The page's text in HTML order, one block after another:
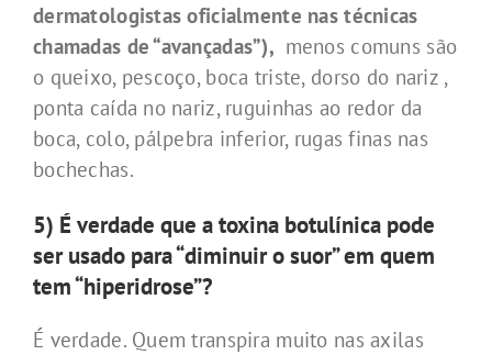
dermatologistas oficialmente nas técnicas
chamadas de “avançadas”), menos comuns são
o queixo, pescoço, boca triste, dorso do nariz ,
ponta caída no nariz, ruguinhas ao redor da
boca, colo, pálpebra inferior, rugas finas nas
bochechas.
5) É verdade que a toxina botulínica pode
ser usado para “diminuir o suor” em quem
tem “hiperidrose”?
É verdade. Quem transpira muito nas axilas